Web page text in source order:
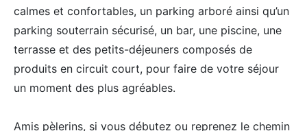
calmes et confortables, un parking arboré ainsi qu’un
parking souterrain sécurisé, un bar, une piscine, une
terrasse et des petits-déjeuners composés de
produits en circuit court, pour faire de votre séjour
un moment des plus agréables.
Amis pèlerins, si vous débutez ou reprenez le chemin